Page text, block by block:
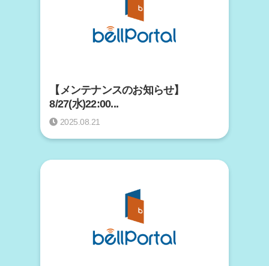
【メンテナンスのお知らせ】
8/27(水)22:00...
2025.08.21